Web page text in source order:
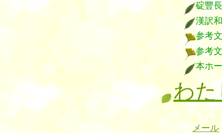
碇豐
漢訳
参考
参考
本ホ
わ
メール